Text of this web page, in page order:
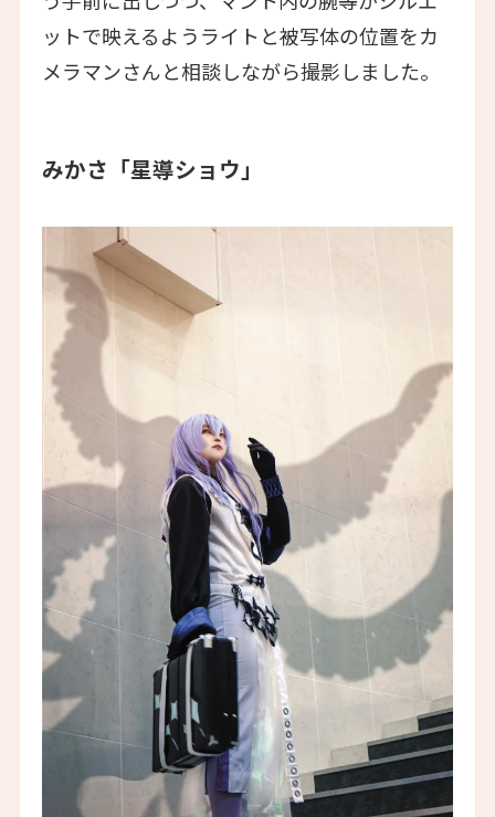
ットで映えるようライトと被写体の位置をカ
メラマンさんと相談しながら撮影しました。
みかさ「星導ショウ」